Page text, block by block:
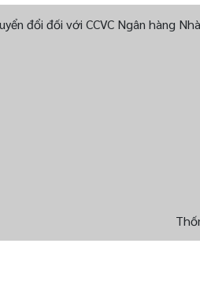
đổi đối với CCVC Ngân hàng